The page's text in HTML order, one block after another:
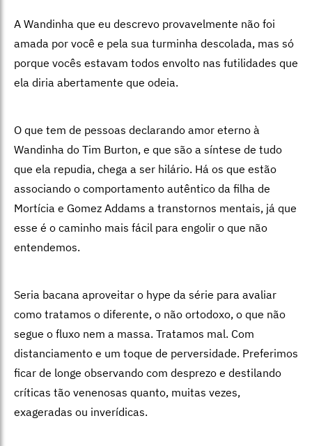
A Wandinha que eu descrevo provavelmente não foi
amada por você e pela sua turminha descolada, mas só
porque vocês estavam todos envolto nas futilidades que
ela diria abertamente que odeia.
O que tem de pessoas declarando amor eterno à
Wandinha do Tim Burton, e que são a síntese de tudo
que ela repudia, chega a ser hilário. Há os que estão
associando o comportamento autêntico da filha de
Mortícia e Gomez Addams a transtornos mentais, já que
esse é o caminho mais fácil para engolir o que não
entendemos.
Seria bacana aproveitar o hype da série para avaliar
como tratamos o diferente, o não ortodoxo, o que não
segue o fluxo nem a massa. Tratamos mal. Com
distanciamento e um toque de perversidade. Preferimos
ficar de longe observando com desprezo e destilando
críticas tão venenosas quanto, muitas vezes,
exageradas ou inverídicas.